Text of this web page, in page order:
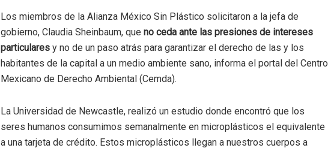
Los miembros de la Alianza México Sin Plástico solicitaron a la jefa de
gobierno, Claudia Sheinbaum, que no ceda ante las presiones de intereses
particulares y no de un paso atrás para garantizar el derecho de las y los
habitantes de la capital a un medio ambiente sano, informa el portal del Centro
Mexicano de Derecho Ambiental (Cemda).
La Universidad de Newcastle, realizó un estudio donde encontró que los
seres humanos consumimos semanalmente en microplásticos el equivalente
a una tarjeta de crédito. Estos microplásticos llegan a nuestros cuerpos a